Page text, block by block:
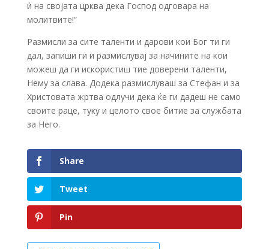
ѝ на својата црква дека Господ одговара на
молитвите!“
Размисли за сите таленти и дарови кои Бог ти ги
дал, запиши ги и размислувај за начините на кои
можеш да ги искористиш тие доверени таленти,
Нему за слава. Додека размислуваш за Стефан и за
Христовата жртва одлучи дека ќе ги дадеш не само
своите раце, туку и целото свое битие за службата
за Него.
Share
Tweet
Pin